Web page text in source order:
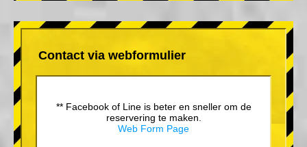
Contact via webformulier
** Facebook of Line is beter en sneller om de
reservering te maken.
Web Form Page